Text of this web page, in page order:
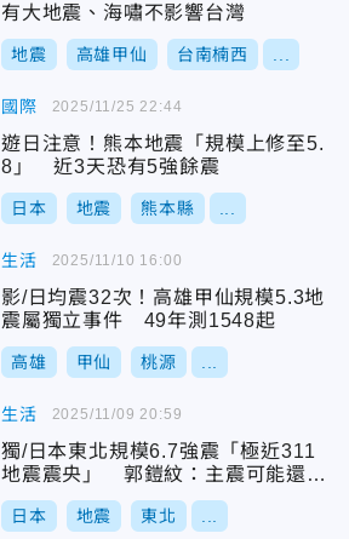
有大地震、海嘯不影響台灣
地震 高雄甲仙 台南楠西
國際
遊日注意！熊本地震「規模上修至5.
8」 近3天恐有5強餘震
日本 地震 熊本縣
2025/11/25 22:44
生活
影/日均震32次！高雄甲仙規模5.3地
震屬獨立事件 49年測1548起
高雄 甲仙 桃源
2025/11/10 16:00
生活
獨/日本東北規模6.7強震「極近311
地震震央」 郭鎧紋：主震可能還沒
來
日本 地震 東北
2025/11/09 20:59